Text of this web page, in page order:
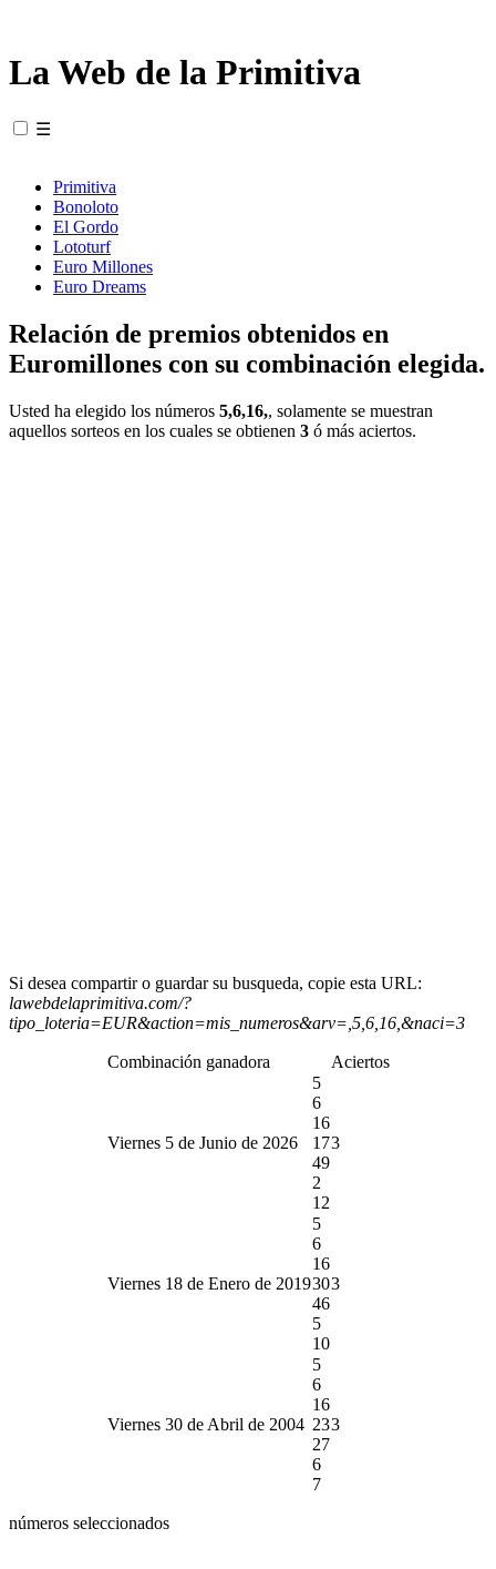
La Web de la Primitiva
☰
Primitiva
Bonoloto
El Gordo
Lototurf
Euro Millones
Euro Dreams
Relación de premios obtenidos en
Euromillones con su combinación elegida.
Usted ha elegido los números 5,6,16,, solamente se muestran
aquellos sorteos en los cuales se obtienen 3 ó más aciertos.
Si desea compartir o guardar su busqueda, copie esta URL:
lawebdelaprimitiva.com/?
tipo_loteria=EUR&action=mis_numeros&arv=,5,6,16,&naci=3
Combinación ganadora Aciertos
Viernes 5 de Junio de 2026
5
6
16
17
49
2
12
3
Viernes 18 de Enero de 2019
5
6
16
30
46
5
10
3
Viernes 30 de Abril de 2004
5
6
16
23
27
6
7
3
números seleccionados